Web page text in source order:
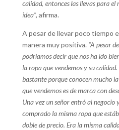
calidad, entonces las llevas para el
idea”, afirma.
A pesar de llevar poco tiempo
manera muy positiva. “A pesar
podríamos decir que nos ha ido
la ropa que vendemos y su
bastante porque conocen mucho
que vendemos es de marca con
Una vez un señor entró al negocio
comprado la misma ropa que
doble de precio. Era la misma